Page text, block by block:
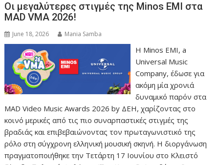
Οι μεγαλύτερες στιγμές της Minos EMI στα
MAD VMΑ 2026!
June 18, 2026 Mania Samba
Η Minos EMI, a
Universal Music
Company, έδωσε για
ακόμη μία χρονιά
δυναμικό παρόν στα
MAD Video Music Awards 2026 by ΔΕΗ, χαρίζοντας στο
κοινό μερικές από τις πιο συναρπαστικές στιγμές της
βραδιάς και επιβεβαιώνοντας τον πρωταγωνιστικό της
ρόλο στη σύγχρονη ελληνική μουσική σκηνή. Η διοργάνωση
πραγματοποιήθηκε την Τετάρτη 17 Ιουνίου στο Κλειστό